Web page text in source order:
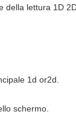
della lettura 1D
1d or2d.
schermo.